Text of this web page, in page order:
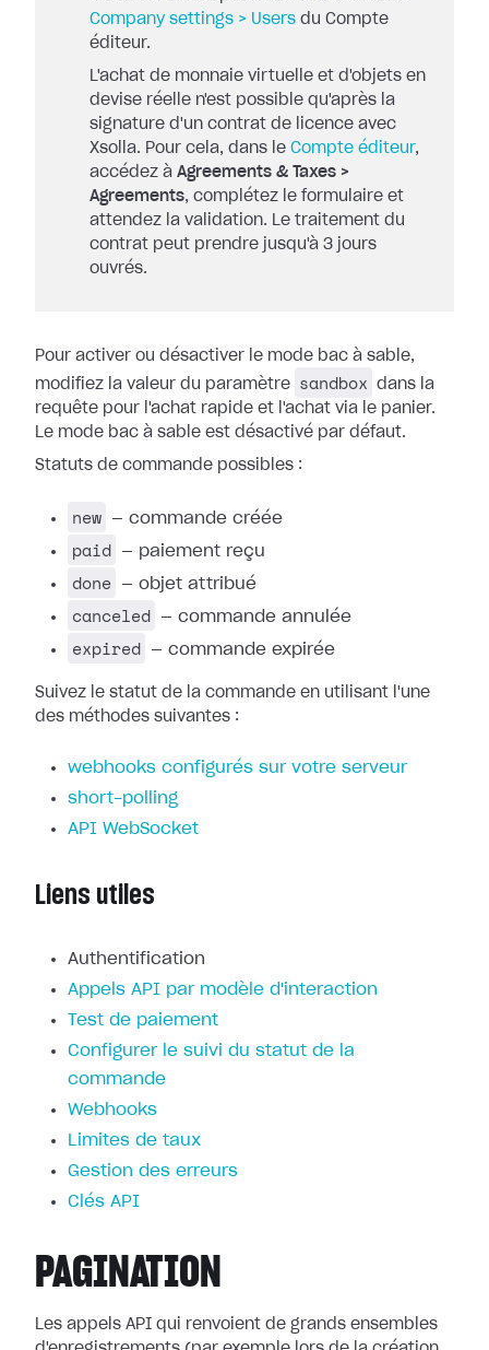
Company settings > Users du Compte
éditeur.
L'achat de monnaie virtuelle et d'objets en
devise réelle n'est possible qu'après la
signature d'un contrat de licence avec
Xsolla. Pour cela, dans le Compte éditeur,
accédez à Agreements & Taxes >
Agreements, complétez le formulaire et
attendez la validation. Le traitement du
contrat peut prendre jusqu'à 3 jours
ouvrés.
Pour activer ou désactiver le mode bac à sable,
modifiez la valeur du paramètre
sandbox
dans la
requête pour l'achat rapide et l'achat via le panier.
Le mode bac à sable est désactivé par défaut.
Statuts de commande possibles :
new — commande créée
paid — paiement reçu
done — objet attribué
canceled — commande annulée
expired — commande expirée
Suivez le statut de la commande en utilisant l'une
des méthodes suivantes :
webhooks configurés sur votre serveur
short-polling
API WebSocket
Liens utiles
Authentification
Appels API par modèle d'interaction
Test de paiement
Configurer le suivi du statut de la
commande
Webhooks
Limites de taux
Gestion des erreurs
Clés API
PAGINATION
Les appels API qui renvoient de grands ensembles